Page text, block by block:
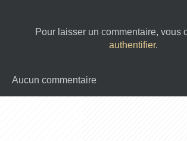
Pour laisser un commentaire, vous
authentifier.
Aucun commentaire